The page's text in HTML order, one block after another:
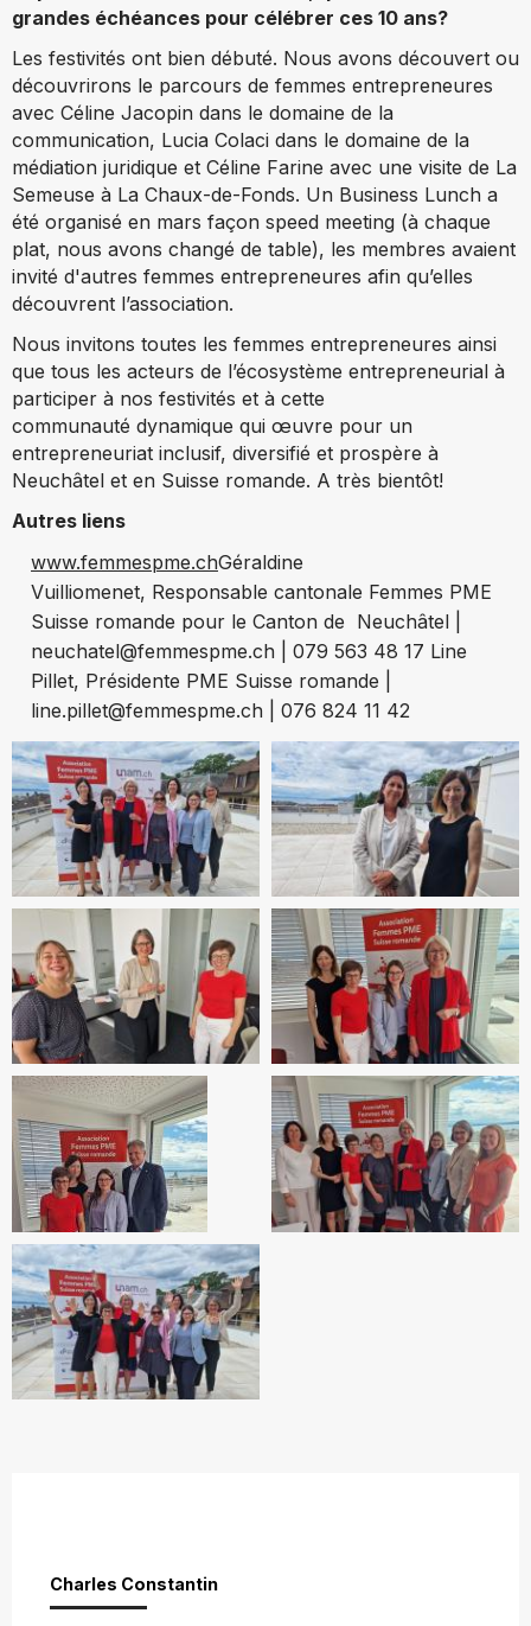
grandes échéances pour célébrer ces 10 ans?
Les festivités ont bien débuté. Nous avons découvert ou
découvrirons le parcours de femmes entrepreneures
avec Céline Jacopin dans le domaine de la
communication, Lucia Colaci dans le domaine de la
médiation juridique et Céline Farine avec une visite de La
Semeuse à La Chaux-de-Fonds. Un Business Lunch a
été organisé en mars façon speed meeting (à chaque
plat, nous avons changé de table), les membres avaient
invité d'autres femmes entrepreneures afin qu’elles
découvrent l’association.
Nous invitons toutes les femmes entrepreneures ainsi
que tous les acteurs de l’écosystème entrepreneurial à
participer à nos festivités et à cette
communauté dynamique qui œuvre pour un
entrepreneuriat inclusif, diversifié et prospère à
Neuchâtel et en Suisse romande. A très bientôt!
Autres liens
www.femmespme.chGéraldine
Vuilliomenet, Responsable cantonale Femmes PME
Suisse romande pour le Canton de Neuchâtel |
neuchatel@femmespme.ch | 079 563 48 17 Line
Pillet, Présidente PME Suisse romande |
line.pillet@femmespme.ch | 076 824 11 42
Charles Constantin